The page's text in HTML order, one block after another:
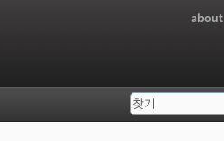
about
검색 폼